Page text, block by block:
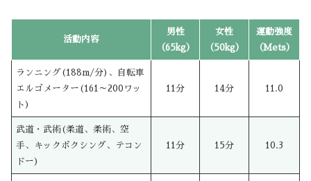
活動内容
男性
（65kg）
女性
（50kg）
運動強度
（Mets）
ランニング(188m/分)、自転車
エルゴメーター(161～200ワッ
ト)
11分 14分 11.0
武道・武術(柔道、柔術、空
手、キックボクシング、テコン
ドー)
11分 15分 10.3